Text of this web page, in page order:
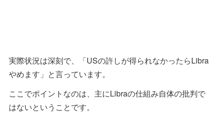
実際状況は深刻で、「USの許しが得られなかったらLibra
やめます」と言っています。
ここでポイントなのは、主にLibraの仕組み自体の批判で
はないということです。